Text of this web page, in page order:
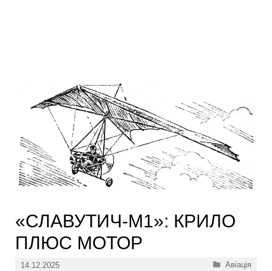
«СЛАВУТИЧ‑М1»: КРИЛО
ПЛЮС МОТОР
14.12.2025 Категорії
Авіація